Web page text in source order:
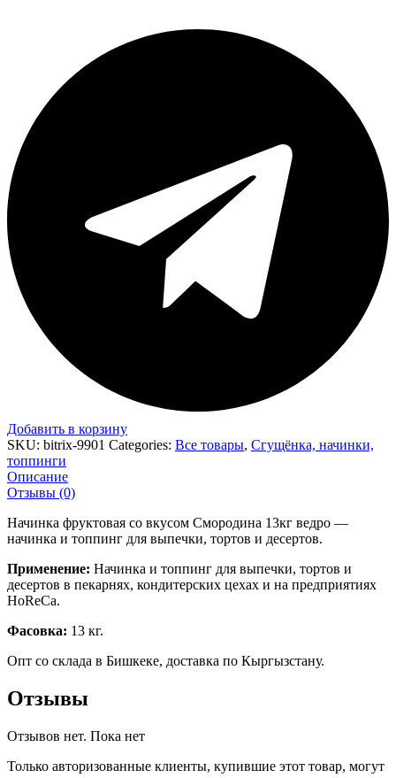
Добавить в корзину
SKU: bitrix-9901 Categories: Все товары, Сгущёнка, начинки,
топпинги
Описание
Отзывы (0)
Начинка фруктовая со вкусом Смородина 13кг ведро —
начинка и топпинг для выпечки, тортов и десертов.
Применение: Начинка и топпинг для выпечки, тортов и
десертов в пекарнях, кондитерских цехах и на предприятиях
HoReCa.
Фасовка: 13 кг.
Опт со склада в Бишкеке, доставка по Кыргызстану.
Отзывы
Отзывов нет. Пока нет
Только авторизованные клиенты, купившие этот товар, могут